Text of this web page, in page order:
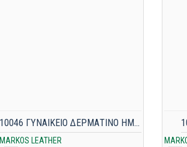
MARKOS LEATHER
10046 ΓΥΝΑΙΚΕΙΟ ΔΕΡΜΑΤΙΝΟ ΗΜΙΠΑΛΤΟ ΜΕΣΑΤΟ ΜΑΥΡΟ